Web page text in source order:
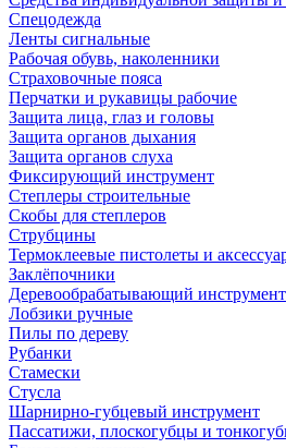
Спецодежда
Ленты сигнальные
Рабочая обувь, наколенники
Страховочные пояса
Перчатки и рукавицы рабочие
Защита лица, глаз и головы
Защита органов дыхания
Защита органов слуха
Фиксирующий инструмент
Степлеры строительные
Скобы для степлеров
Струбцины
Термоклеевые пистолеты и
Заклёпочники
Деревообрабатывающий инструмент
Лобзики ручные
Пилы по дереву
Рубанки
Стамески
Стусла
Шарнирно-губцевый инструмент
Пассатижи, плоскогубцы и